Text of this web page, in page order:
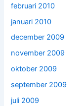
februari 2010
januari 2010
december 2009
november 2009
oktober 2009
september 2009
juli 2009